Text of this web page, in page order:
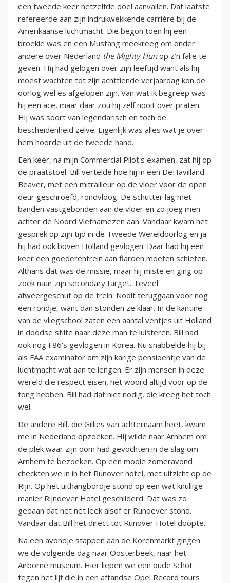
een tweede keer hetzelfde doel aanvallen. Dat laatste
refereerde aan zijn indrukwekkende carrière bij de
Amerikaanse luchtmacht. Die begon toen hij een
broekie was en een Mustang meekreeg om onder
andere over Nederland the Mighty Hunop z’n falie te
geven. Hij had gelogen over zijn leeftijd want als hij
moest wachten tot zijn achttiende verjaardag kon de
oorlog wel es afgelopen zijn. Van wat ik begreep was
hij een ace, maar daar zou hij zelf nooit over praten.
Hij was soort van legendarisch en toch de
bescheidenheid zelve. Eigenlijk was alles wat je over
hem hoorde uit de tweede hand.
Een keer, na mijn Commercial Pilot's examen, zat hij op
de praatstoel. Bill vertelde hoe hij in een DeHavilland
Beaver, met een mitrailleur op de vloer voor de open
deur geschroefd, rondvloog. De schutter lag met
banden vastgebonden aan de vloer en zo joeg men
achter de Noord Vietnamezen aan. Vandaar kwam het
gesprek op zijn tijd in de Tweede Wereldoorlog en ja
hij had ook boven Holland gevlogen. Daar had hij een
keer een goederentrein aan flarden moeten schieten.
Althans dat was de missie, maar hij miste en ging op
zoek naar zijn secondary target. Teveel
afweergeschut op de trein. Nooit teruggaan voor nog
een rondje, want dan stonden ze klaar. In de kantine
van de vliegschool zaten een aantal ventjes uit Holland
in doodse stilte naar deze man te luisteren. Bill had
ook nog F86's gevlogen in Korea. Nu snabbelde hij bij
als FAA examinator om zijn karige pensioentje van de
luchtmacht wat aan te lengen. Er zijn mensen in deze
wereld die respect eisen, het woord altijd voor op de
tong hebben. Bill had dat niet nodig, die kreeg het toch
wel.
De andere Bill, die Gillies van achternaam heet, kwam
me in Nederland opzoeken. Hij wilde naar Arnhem om
de plek waar zijn oom had gevochten in de slag om
Arnhem te bezoeken. Op een mooie zomeravond
checkten we in in het Runover hotel, met uitzicht op de
Rijn. Op het uithangbordje stond op een wat knullige
manier Rijnoever Hotel geschilderd. Dat was zo
gedaan dat het net leek alsof er Runoever stond.
Vandaar dat Bill het direct tot Runover Hotel doopte.
Na een avondje stappen aan de Korenmarkt gingen
we de volgende dag naar Oosterbeek, naar het
Airborne museum. Hier liepen we een oude Schot
tegen het lijf die in een aftandse Opel Record tours